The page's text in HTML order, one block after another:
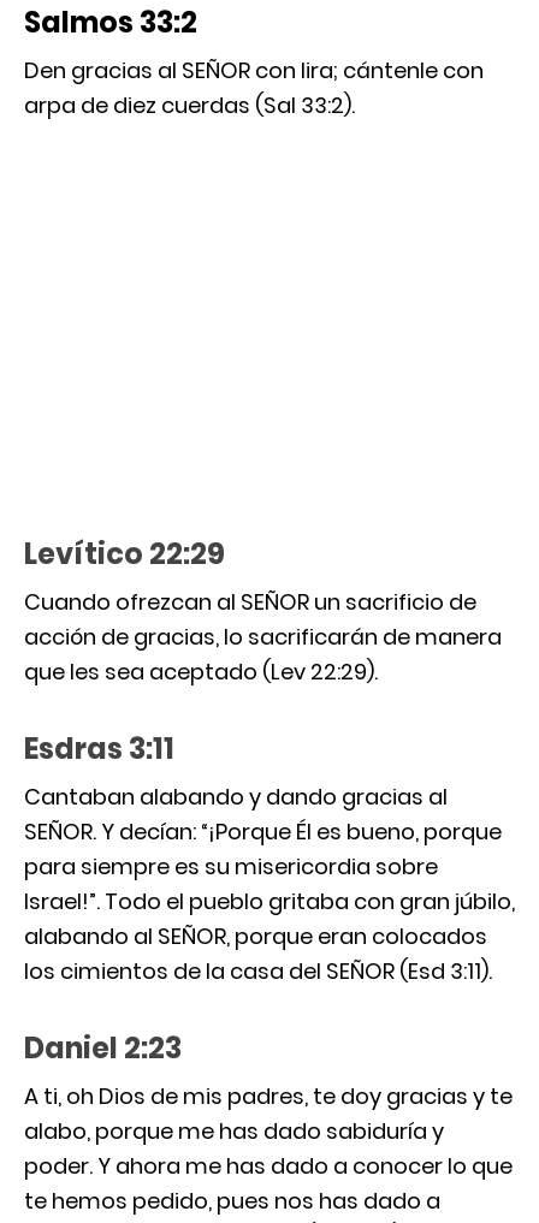
Salmos 33:2
Den gracias al SEÑOR con lira; cántenle con
arpa de diez cuerdas (Sal 33:2).
Levítico 22:29
Cuando ofrezcan al SEÑOR un sacrificio de
acción de gracias, lo sacrificarán de manera
que les sea aceptado (Lev 22:29).
Esdras 3:11
Cantaban alabando y dando gracias al
SEÑOR. Y decían: “¡Porque Él es bueno, porque
para siempre es su misericordia sobre
Israel!”. Todo el pueblo gritaba con gran júbilo,
alabando al SEÑOR, porque eran colocados
los cimientos de la casa del SEÑOR (Esd 3:11).
Daniel 2:23
A ti, oh Dios de mis padres, te doy gracias y te
alabo, porque me has dado sabiduría y
poder. Y ahora me has dado a conocer lo que
te hemos pedido, pues nos has dado a